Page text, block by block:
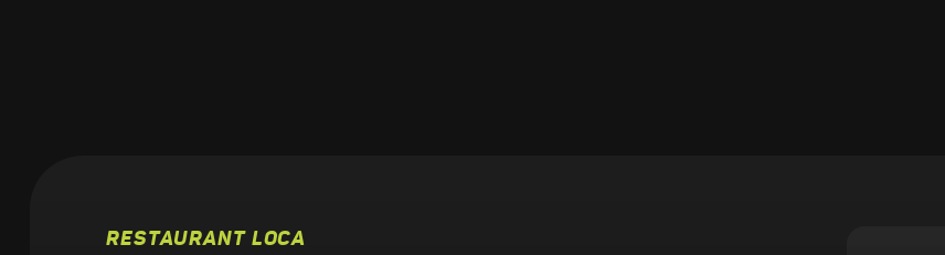
RESTAURANT LOCA